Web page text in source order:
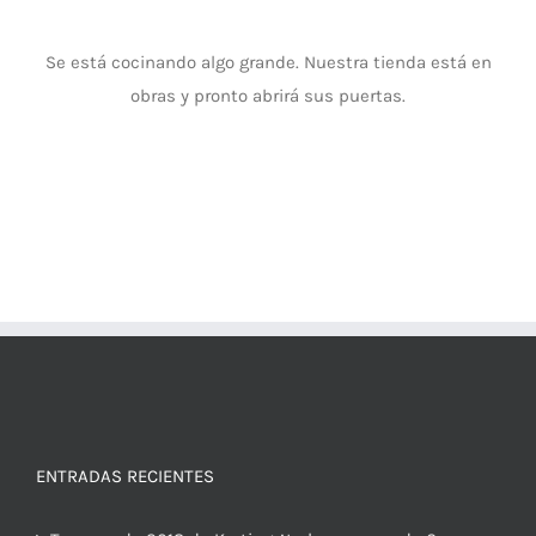
Se está cocinando algo grande. Nuestra tienda está en
obras y pronto abrirá sus puertas.
ENTRADAS RECIENTES